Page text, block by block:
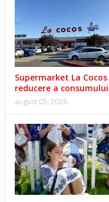
Supermarket La
reducere a
august 05, 2026